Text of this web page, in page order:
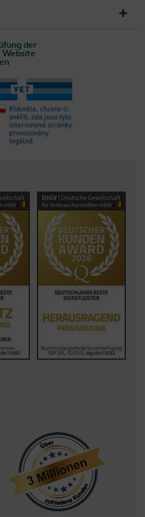
der
Website